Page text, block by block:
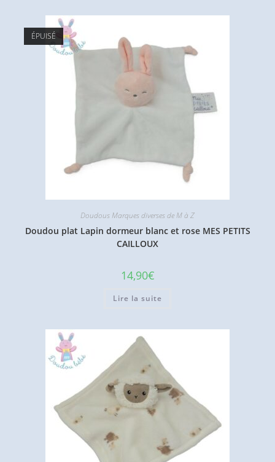
ÉPUISÉ
Doudous Marques diverses de M à Z
Doudou plat Lapin dormeur blanc et rose MES PETITS
CAILLOUX
14,90€
Lire la suite